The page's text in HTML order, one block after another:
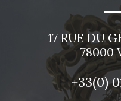
17 RUE DU
78000
+33(0)